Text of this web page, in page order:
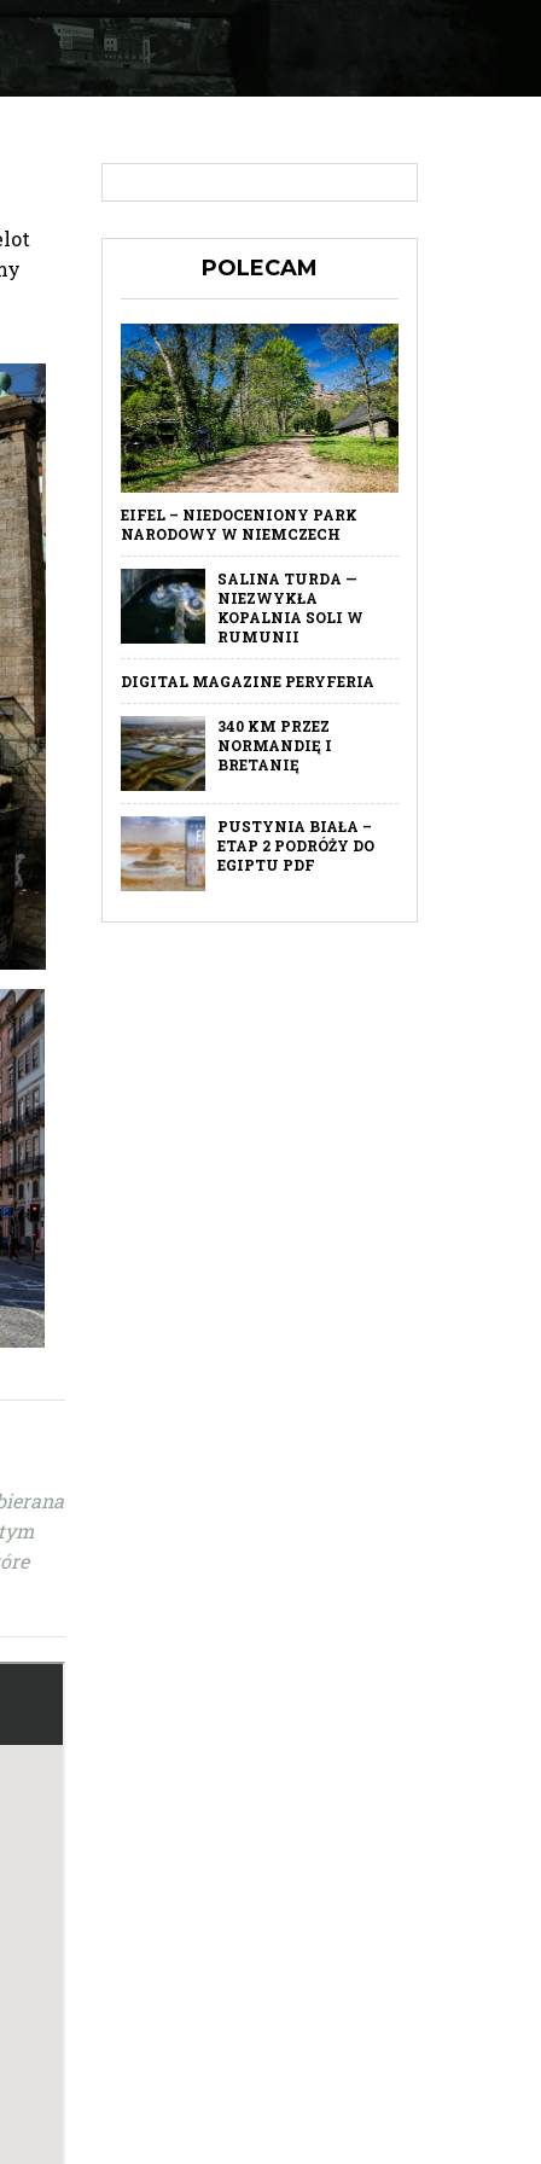
POLECAM
EIFEL – NIEDOCENIONY PARK
NARODOWY W NIEMCZECH
SALINA TURDA —
NIEZWYKŁA
KOPALNIA SOLI W
RUMUNII
DIGITAL MAGAZINE PERYFERIA
340 KM PRZEZ
NORMANDIĘ I
BRETANIĘ
PUSTYNIA BIAŁA –
ETAP 2 PODRÓŻY DO
EGIPTU PDF